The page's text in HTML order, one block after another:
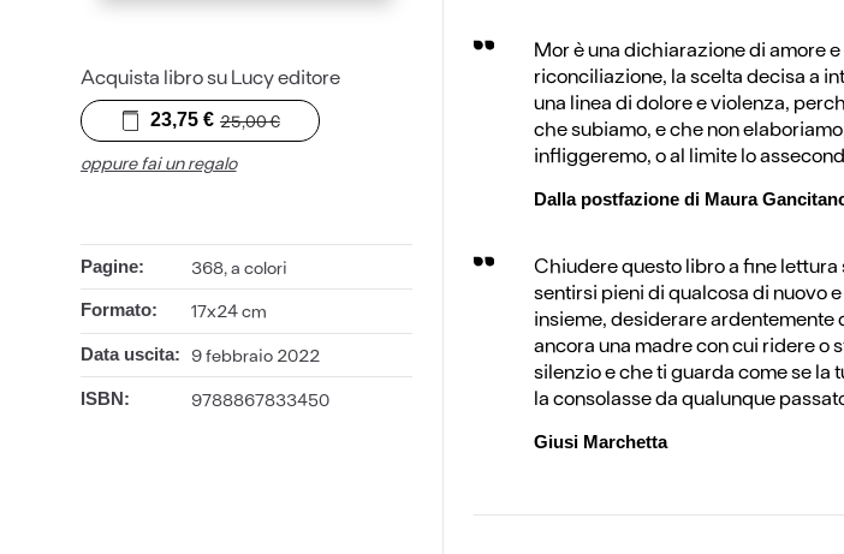
Acquista libro su Lucy editore
25,00€
23,75 €
oppure fai un regalo
Pagine: 368, a colori
Formato: 17x24 cm
Data uscita: 9 febbraio 2022
ISBN: 9788867833450
Mor è una dichiarazione di amore e
riconciliazione, la scelta decisa a
una linea di dolore e violenza,
che subiamo, e che non
infliggeremo, o al limite lo
Dalla postfazione di Maura
Chiudere questo libro a fine
sentirsi pieni di qualcosa di nuovo
insieme, desiderare ardentemente
ancora una madre con cui ridere o
silenzio e che ti guarda come se la
la consolasse da qualunque
Giusi Marchetta